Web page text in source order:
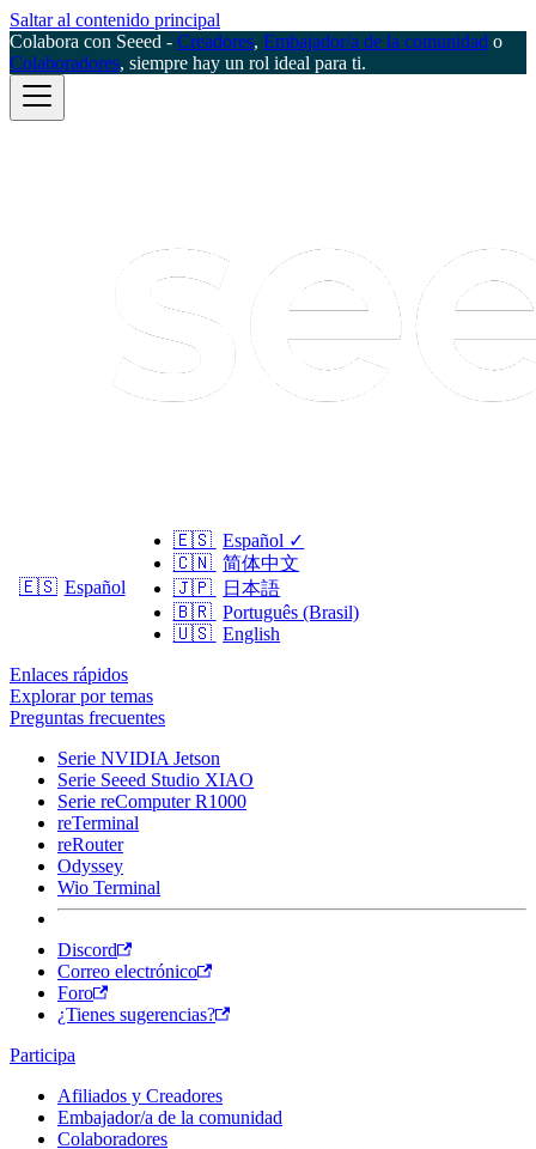
Saltar al contenido principal
Colabora con Seeed - Creadores, Embajador/a de la comunidad o
Colaboradores, siempre hay un rol ideal para ti.
🇪🇸 Español
🇪🇸 Español ✓
🇨🇳 简体中文
🇯🇵
日本語
🇧🇷 Português (Brasil)
🇺🇸 English
Enlaces rápidos
Explorar por temas
Preguntas frecuentes
Serie NVIDIA Jetson
Serie Seeed Studio XIAO
Serie reComputer R1000
reTerminal
reRouter
Odyssey
Wio Terminal
Discord
Correo electrónico
Foro
¿Tienes sugerencias?
Participa
Afiliados y Creadores
Embajador/a de la comunidad
Colaboradores